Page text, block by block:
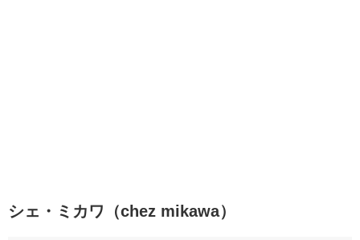
シェ・ミカワ（chez mikawa）